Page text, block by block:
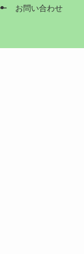
お問い合わせ